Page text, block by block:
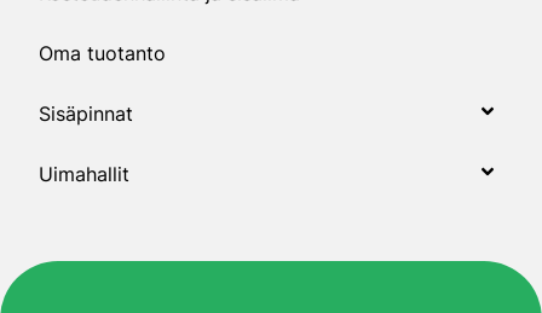
Oma tuotanto
Sisäpinnat
Uimahallit